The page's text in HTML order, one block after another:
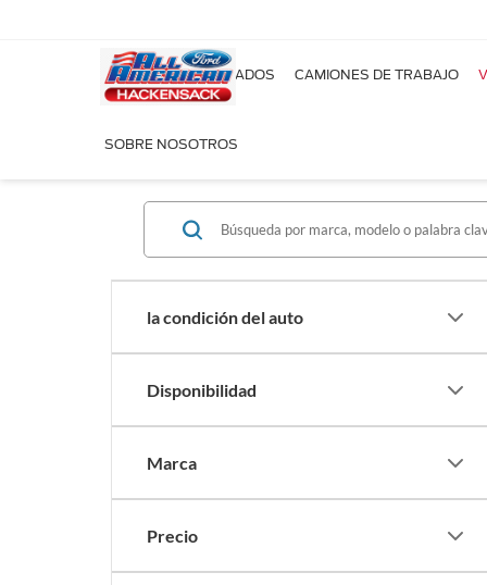
NUEVOS USADOS CAMIONES DE TRABAJO
SOBRE NOSOTROS
la condición del auto
Disponibilidad
Marca
Precio